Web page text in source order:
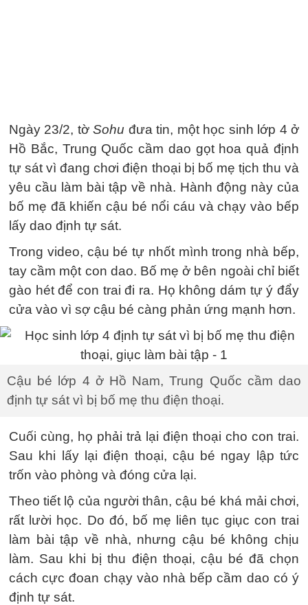
Ngày 23/2, tờSohu đưa tin, một học sinh lớp 4 ở
Hồ Bắc, Trung Quốc cầm dao gọt hoa quả định
tự sát vì đang chơi điện thoại bị bố mẹ tịch thu và
yêu cầu làm bài tập về nhà. Hành động này của
bố mẹ đã khiến cậu bé nổi cáu và chạy vào bếp
lấy dao định tự sát.
Trong video, cậu bé tự nhốt mình trong nhà bếp,
tay cầm một con dao. Bố mẹ ở bên ngoài chỉ biết
gào hét để con trai đi ra. Họ không dám tự ý đẩy
cửa vào vì sợ cậu bé càng phản ứng mạnh hơn.
Cậu bé lớp 4 ở Hồ Nam, Trung Quốc cầm dao
định tự sát vì bị bố mẹ thu điện thoại.
Cuối cùng, họ phải trả lại điện thoại cho con trai.
Sau khi lấy lại điện thoại, cậu bé ngay lập tức
trốn vào phòng và đóng cửa lại.
Theo tiết lộ của người thân, cậu bé khá mải chơi,
rất lười học. Do đó, bố mẹ liên tục giục con trai
làm bài tập về nhà, nhưng cậu bé không chịu
làm. Sau khi bị thu điện thoại, cậu bé đã chọn
cách cực đoan chạy vào nhà bếp cầm dao có ý
định tự sát.